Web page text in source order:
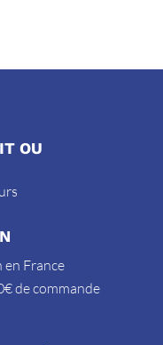
OU
France
de commande